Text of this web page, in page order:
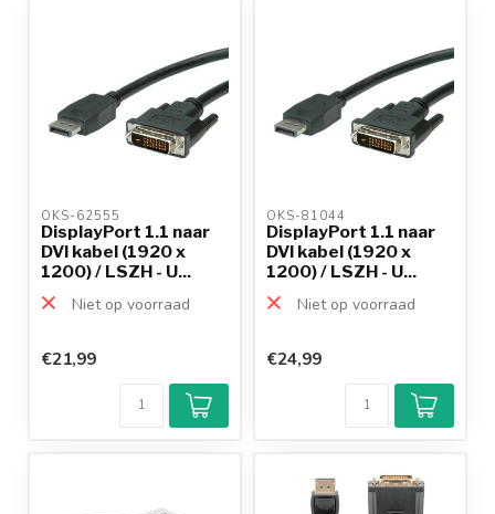
OKS-62555
DisplayPort 1.1 naar
DVI kabel (1920 x
1200) / LSZH - U...
Niet op voorraad
€21,99
OKS-81044
DisplayPort 1.1 naar
DVI kabel (1920 x
1200) / LSZH - U...
Niet op voorraad
€24,99